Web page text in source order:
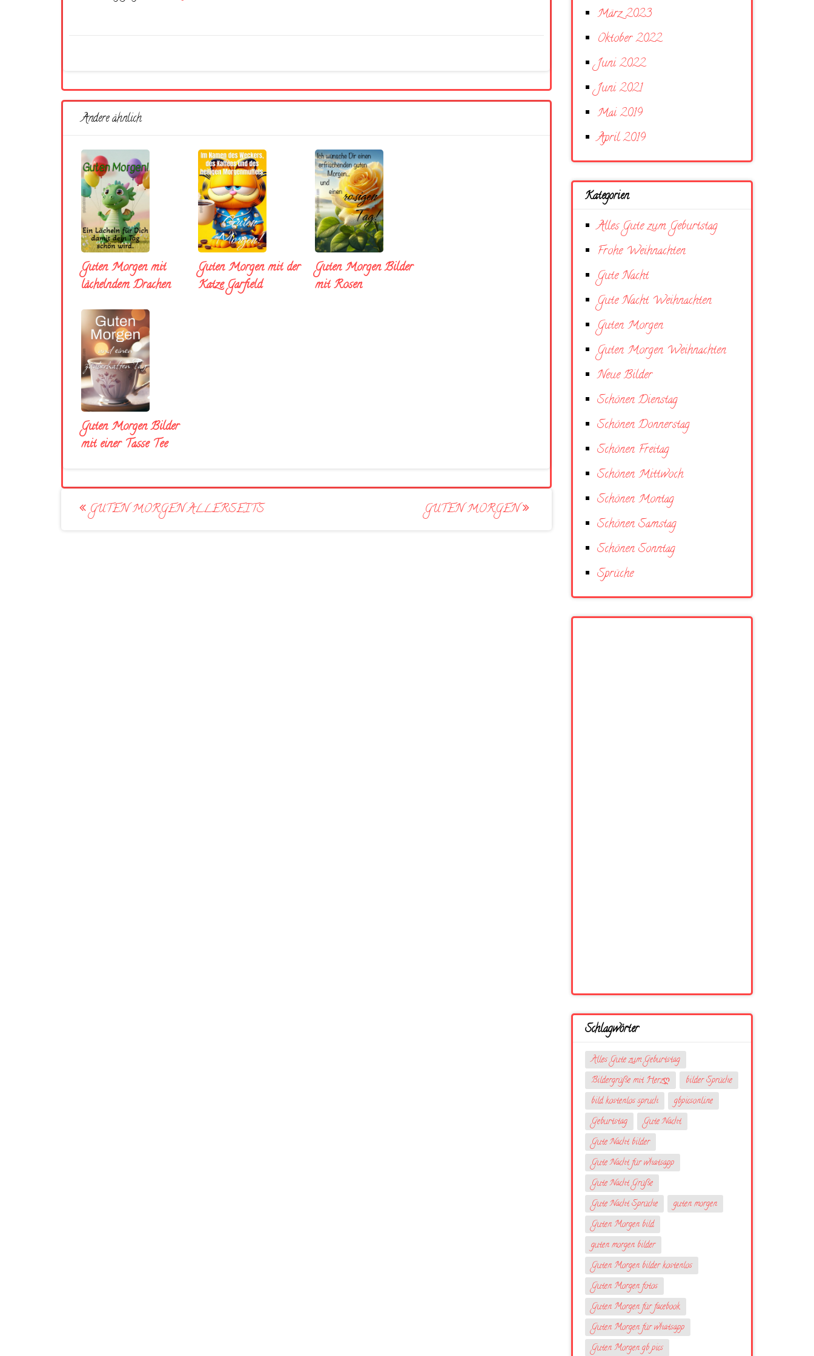
Andere ähnlich
Guten Morgen mit
lächelndem Drachen
Guten Morgen mit der
Katze Garfield
Guten Morgen Bilder
mit Rosen
Guten Morgen Bilder
mit einer Tasse Tee
Post
navigation
GUTEN MORGEN ALLERSEITS GUTEN MORGEN
März 2023
Oktober 2022
Juni 2022
Juni 2021
Mai 2019
April 2019
Kategorien
Alles Gute zum Geburtstag
Frohe Weihnachten
Gute Nacht
Gute Nacht Weihnachten
Guten Morgen
Guten Morgen Weihnachten
Neue Bilder
Schönen Dienstag
Schönen Donnerstag
Schönen Freitag
Schönen Mittwoch
Schönen Montag
Schönen Samstag
Schönen Sonntag
Sprüche
Schlagwörter
Alles Gute zum Geburtstag
Bildergrüße mit Herzღ
bilder Sprüche
bild kostenlos spruch
gbpicsonline
Geburtstag
Gute Nacht
Gute Nacht bilder
Gute Nacht für whatsapp
Gute Nacht Grüße
Gute Nacht Sprüche
guten morgen
Guten Morgen bild
guten morgen bilder
Guten Morgen bilder kostenlos
Guten Morgen fotos
Guten Morgen für facebook
Guten Morgen für whatsapp
Guten Morgen gb pics